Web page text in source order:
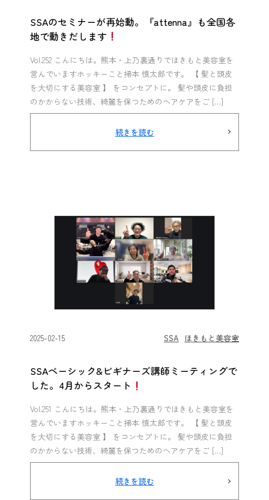
SSAのセミナーが再始動。『attenna』も全国各
地で動きだします
Vol.252 こんにちは。熊本・上乃裏通りでほきもと美容室を
営んでいますホッキーこと掃本 慎太郎です。 【 髪と頭皮
を大切にする美容室 】 をコンセプトに。 髪や頭皮に負担
のかからない技術、綺麗を保つためのヘアケアをご […]
続きを読む
2025-02-15 SSA ほきもと美容室
SSAベーシック&ビギナーズ講師ミーティングで
した。4月からスタート
Vol.251 こんにちは。熊本・上乃裏通りでほきもと美容室を
営んでいますホッキーこと掃本 慎太郎です。 【 髪と頭皮
を大切にする美容室 】 をコンセプトに。 髪や頭皮に負担
のかからない技術、綺麗を保つためのヘアケアをご […]
続きを読む